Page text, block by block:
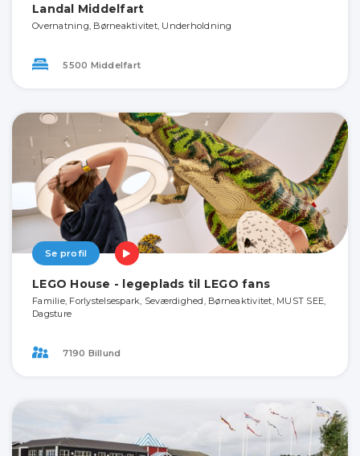
Landal Middelfart
Overnatning, Børneaktivitet, Underholdning
5500 Middelfart
Se profil
LEGO House - legeplads til LEGO fans
Familie, Forlystelsespark, Seværdighed, Børneaktivitet, MUST SEE,
Dagsture
7190 Billund